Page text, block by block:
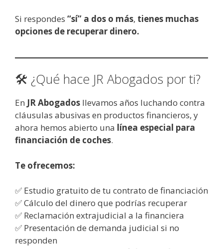
Si respondes “sí” a dos o más, tienes muchas
opciones de recuperar dinero.
🛠️ ¿Qué hace JR Abogados por ti?
En JR Abogados llevamos años luchando contra
cláusulas abusivas en productos financieros, y
ahora hemos abierto una línea especial para
financiación de coches.
Te ofrecemos:
✅ Estudio gratuito de tu contrato de financiación
✅ Cálculo del dinero que podrías recuperar
✅ Reclamación extrajudicial a la financiera
✅ Presentación de demanda judicial si no
responden